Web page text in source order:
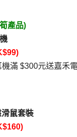
產品)
滿 $300元送嘉禾
鼠套裝